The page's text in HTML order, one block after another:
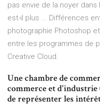
pas envie de la noyer
est-il plus ... Différences
photographie Photoshop
entre les programmes de
Creative Cloud.
Une chambre de
commerce et d'industrie
de représenter les